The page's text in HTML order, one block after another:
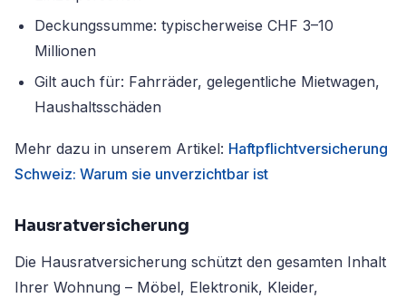
Deckungssumme: typischerweise CHF 3–10
Millionen
Gilt auch für: Fahrräder, gelegentliche Mietwagen,
Haushaltsschäden
Mehr dazu in unserem Artikel: Haftpflichtversicherung
Schweiz: Warum sie unverzichtbar ist
Hausratversicherung
Die Hausratversicherung schützt den gesamten Inhalt
Ihrer Wohnung – Möbel, Elektronik, Kleider,